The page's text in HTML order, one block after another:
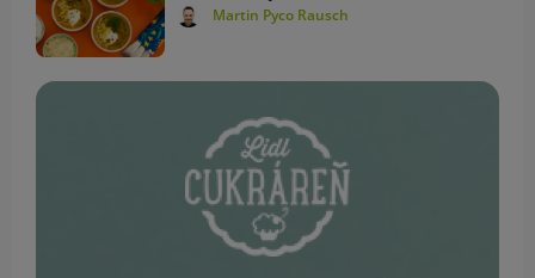
Martin Pyco Rausch